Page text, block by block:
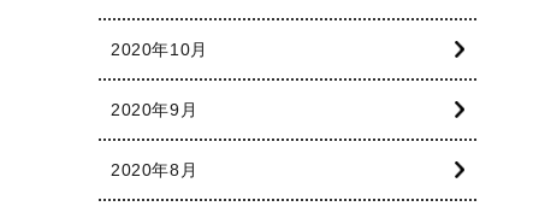
2020年10月
2020年9月
2020年8月